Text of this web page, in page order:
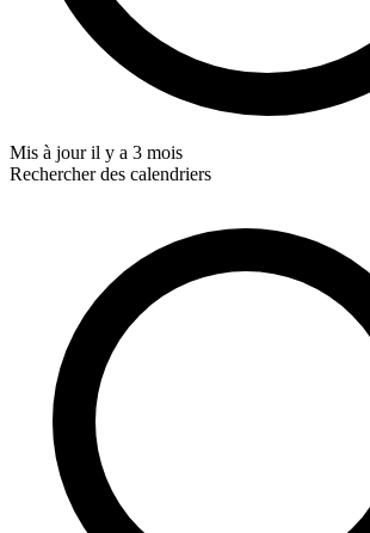
Mis à jour il y a 3 mois
Rechercher des calendriers